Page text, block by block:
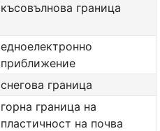
късовълнова граница
едноелектронно
приближение
снегова граница
горна граница на
пластичност на почва